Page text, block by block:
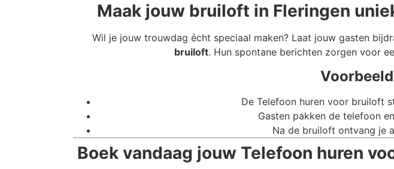
Maak jouw bruiloft in Fleringen
Wil je jouw trouwdag écht speciaal maken? Laat jouw gasten
bruiloft. Hun spontane berichten zorgen voor
De Telefoon huren voor bruiloft
Gasten pakken de telefoon
Na de bruiloft ontvang je
Boek vandaag jouw Telefoon huren